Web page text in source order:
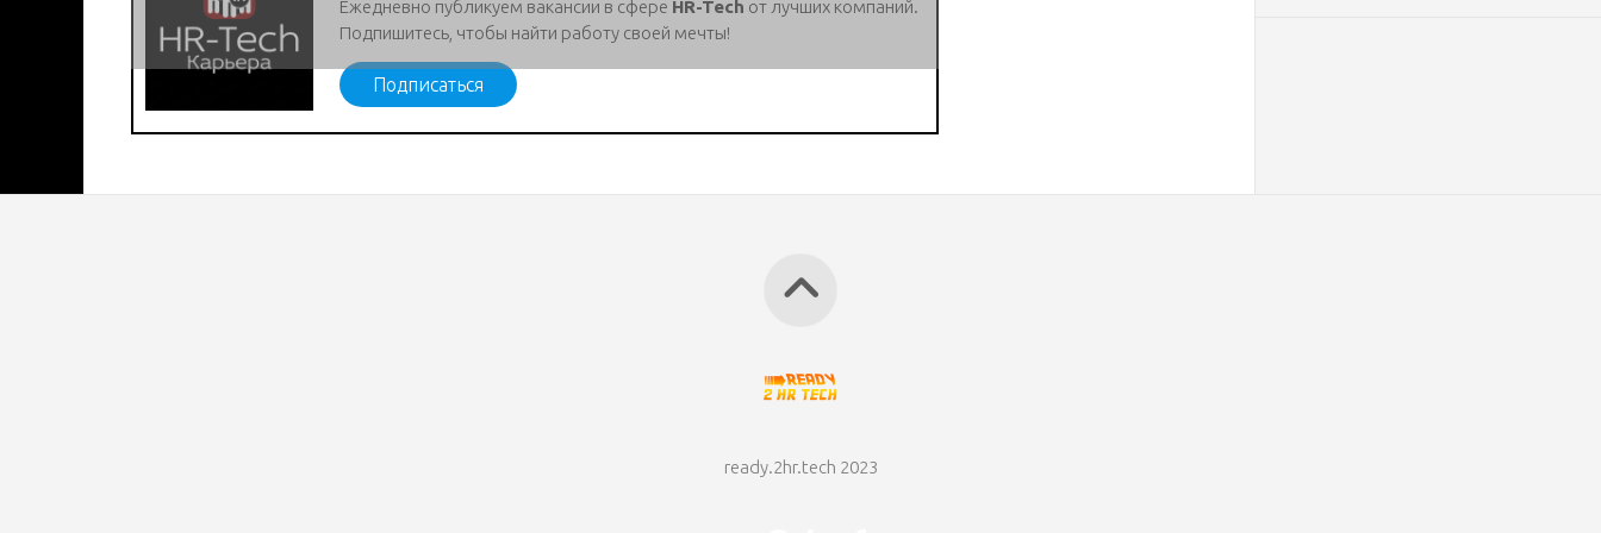
Ежедневно публикуем вакансии в сфере HR-Tech от лучших компаний.
Подпишитесь, чтобы найти работу своей мечты!
Подписаться
ready.2hr.tech 2023